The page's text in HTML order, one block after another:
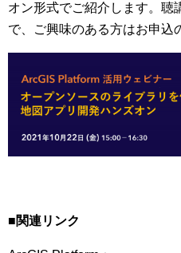
オン形式でご紹介します。聴
で、ご興味のある方はお申込
■関連リンク